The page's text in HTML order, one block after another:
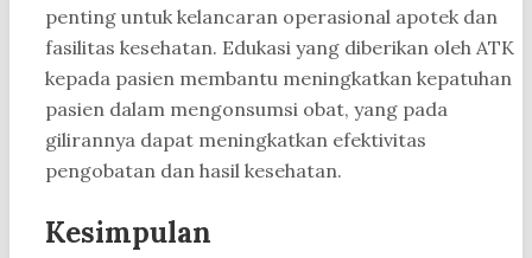
penting untuk kelancaran operasional apotek dan
fasilitas kesehatan. Edukasi yang diberikan oleh ATK
kepada pasien membantu meningkatkan kepatuhan
pasien dalam mengonsumsi obat, yang pada
gilirannya dapat meningkatkan efektivitas
pengobatan dan hasil kesehatan.
Kesimpulan